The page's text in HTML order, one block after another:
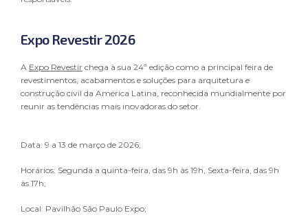
Expo Revestir 2026
A Expo Revestir chega à sua 24ª edição como a principal feira de
revestimentos, acabamentos e soluções para arquitetura e
construção civil da América Latina, reconhecida mundialmente por
reunir as tendências mais inovadoras do setor.
Data: 9 a 13 de março de 2026;
Horários: Segunda a quinta-feira, das 9h às 19h, Sexta-feira, das 9h
às 17h;
Local: Pavilhão São Paulo Expo;
privacidade dos titulares é uma prioridade, e, por isso,
dos Dados Pessoais tratados em todas as nossas atividades.
3.2. Para viabilizar o atendimento de nossos compromissos
contratuais, comerciais, operacionais e legais, realizamos o
tratamento dos Dados Pessoais sempre com finalidades
legítimas, específicas e bem definidas, evitando qualquer
modo que coletamos e tratamos apenas os dados
restringindo o uso de informações a propósitos compatíveis
e limitados ao estritamente essencial.
3.3. Adotamos uma política de acesso restrito aos Dados